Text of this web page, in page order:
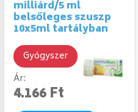
milliárd/5 ml
belsőleges szuszp
10x5ml tartályban
Gyógyszer
Ár:
4.166 Ft